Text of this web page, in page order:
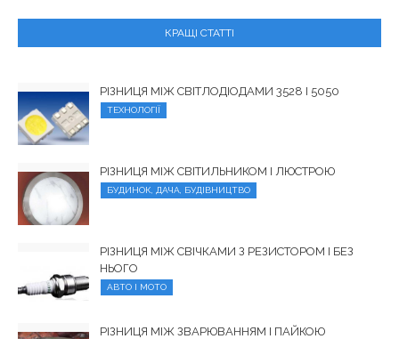
КРАЩІ СТАТТІ
РІЗНИЦЯ МІЖ СВІТЛОДІОДАМИ 3528 І 5050
ТЕХНОЛОГІЇ
РІЗНИЦЯ МІЖ СВІТИЛЬНИКОМ І ЛЮСТРОЮ
БУДИНОК, ДАЧА, БУДІВНИЦТВО
РІЗНИЦЯ МІЖ СВІЧКАМИ З РЕЗИСТОРОМ І БЕЗ
НЬОГО
АВТО І МОТО
РІЗНИЦЯ МІЖ ЗВАРЮВАННЯМ І ПАЙКОЮ